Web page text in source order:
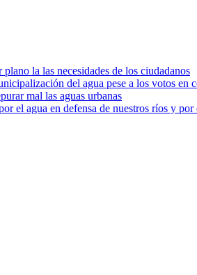
la las necesidades de los ciudadanos
del agua pese a los votos en
mal las aguas urbanas
el agua en defensa de nuestros ríos y por